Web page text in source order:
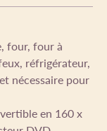
four, four à
réfrigérateur,
nécessaire pour
en 160 x